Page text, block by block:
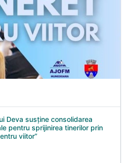
Deva susține consolidarea
pentru sprijinirea tinerilor prin
viitor”